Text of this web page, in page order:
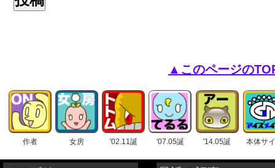
▲このページの
作者 女房 '02.11誕 '07.05誕 '14.05誕 本体サ